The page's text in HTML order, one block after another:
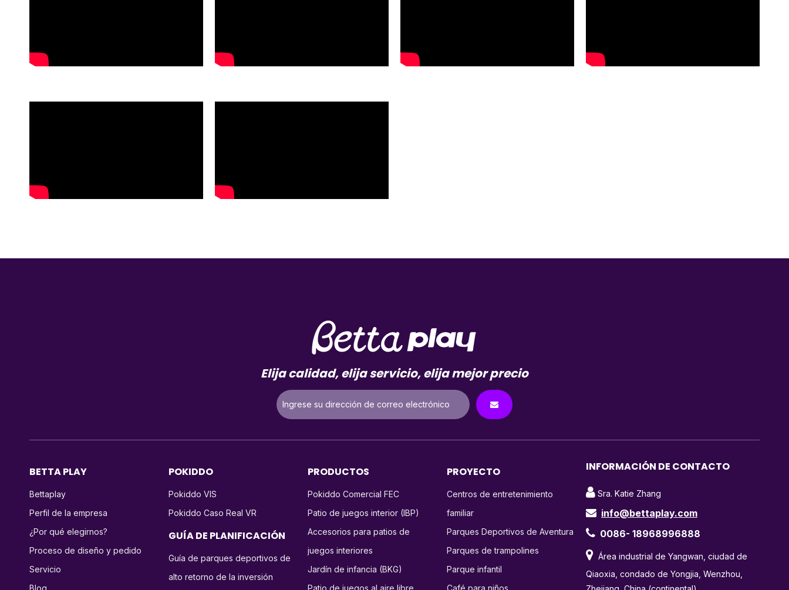
Elija calidad, elija servicio, elija mejor precio
BETTA PLAY
Bettaplay
Perfil de la empresa
¿Por qué elegirnos?
Proceso de diseño y pedido
Servicio
Blog
POKIDDO
Pokiddo VIS
Pokiddo Caso Real VR
GUÍA DE PLANIFICACIÓN
Guía de parques deportivos de
alto retorno de la inversión
PRODUCTOS
Pokiddo Comercial FEC
Patio de juegos interior (IBP)
Accesorios para patios de
juegos interiores
Jardín de infancia (BKG)
Patio de juegos al aire libre
PROYECTO
Centros de entretenimiento
familiar
Parques Deportivos de Aventura
Parques de trampolines
Parque infantil
Café para niños
INFORMACIÓN DE CONTACTO
 Sra. Katie Zhang
 info@bettaplay.com
 0086- 18968996888
 Área industrial de Yangwan, ciudad de
Qiaoxia, condado de Yongjia, Wenzhou,